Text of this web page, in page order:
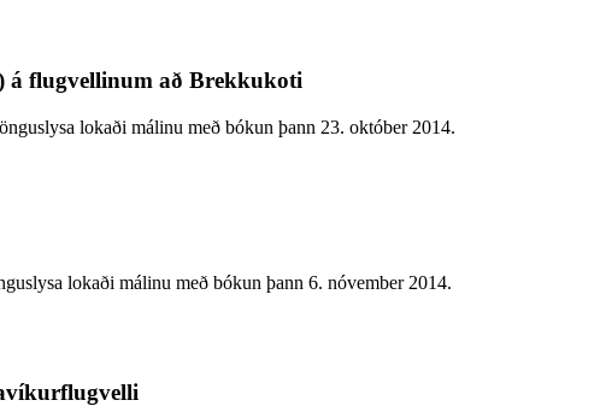
á flugvellinum að Brekkukoti
lokaði málinu með bókun þann 23. október 2014.
lokaði málinu með bókun þann 6. nóvember 2014.